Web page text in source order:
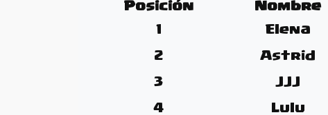
Posición Nombre
1
Elena
2 Astrid
3 JJJ
4 Lulu